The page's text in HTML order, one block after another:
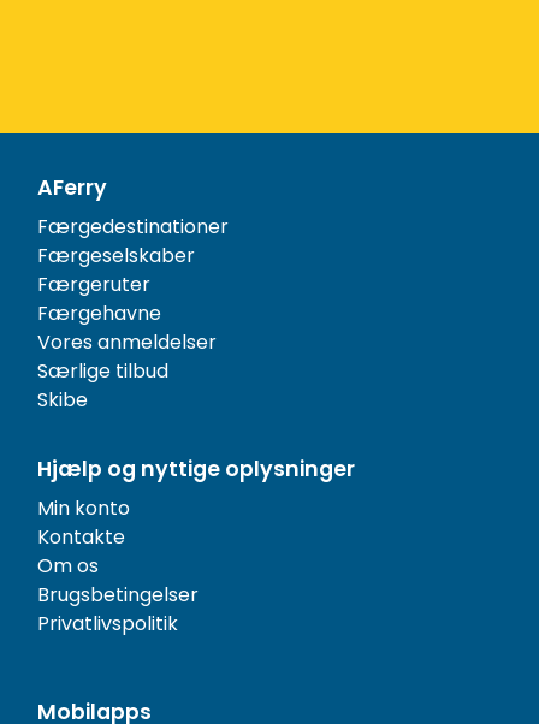
AFerry
Færgedestinationer
Færgeselskaber
Færgeruter
Færgehavne
Vores anmeldelser
Særlige tilbud
Skibe
Hjælp og nyttige oplysninger
Min konto
Kontakte
Om os
Brugsbetingelser
Privatlivspolitik
Mobilapps